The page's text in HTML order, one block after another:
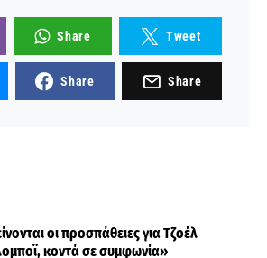
Share Tweet
Share Share
οι προσπάθειες για Τζοέλ
κοντά σε συμφωνία»